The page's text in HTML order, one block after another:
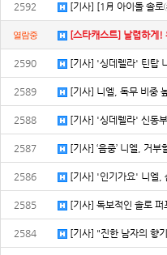
2592 [기사] [1月 아이돌 솔
열람중 [스타캐스트] 날렵하게
2590 [기사] '싱데렐라' 틴탑
2589 [기사] 니엘, 독무 비중
2588 [기사] '싱데렐라' 신동
2587 [기사] ‘음중’ 니엘, 거
2586 [기사] '인기가요' 니엘,
2585 [기사] 독보적인 솔로
2584 [기사] "진한 남자의